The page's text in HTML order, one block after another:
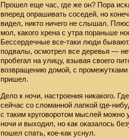
Прошел еще час, где же он? Пора
вперед опрашивать соседей, но
видел, никто ничего не слышал.
мол, какого хрена с утра пораньше
Бессердечные все-таки люди
подвалы, осмотрел все деревья —
пробегал на улицу, взывая своего
возвращению домой, с
пришел.
Дело к ночи, настроения никакого.
сейчас со сломанной лапкой где-
с таким круговоротом мыслей можно
ночи и выходил, но как оказалось
пошел спать, кое-как уснул.